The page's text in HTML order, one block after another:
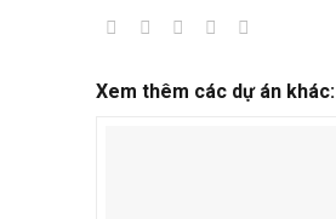
Xem thêm các dự án khác: